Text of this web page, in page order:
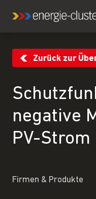
Zurück zur
negative
PV-Strom
Firmen & Produkte